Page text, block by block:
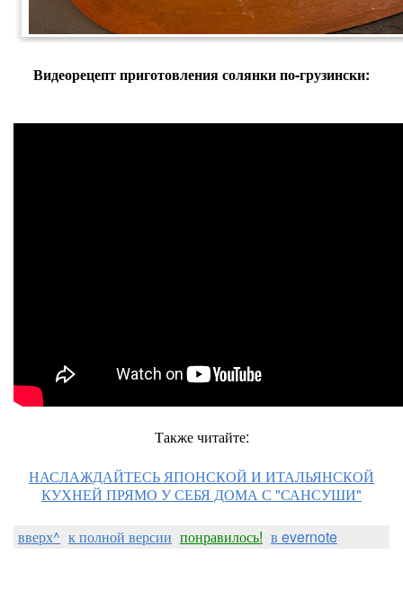
Видеорецепт приготовления солянки по-грузински:
Также читайте:
НАСЛАЖДАЙТЕСЬ ЯПОНСКОЙ И ИТАЛЬЯНСКОЙ
КУХНЕЙ ПРЯМО У СЕБЯ ДОМА С "САНСУШИ"
вверх^ к полной версии понравилось! в evernote